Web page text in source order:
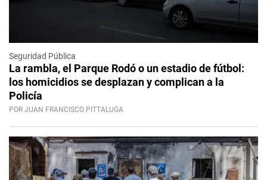
Seguridad Pública
La rambla, el Parque Rodó o un estadio de fútbol:
los homicidios se desplazan y complican a la
Policía
POR JUAN FRANCISCO PITTALUGA